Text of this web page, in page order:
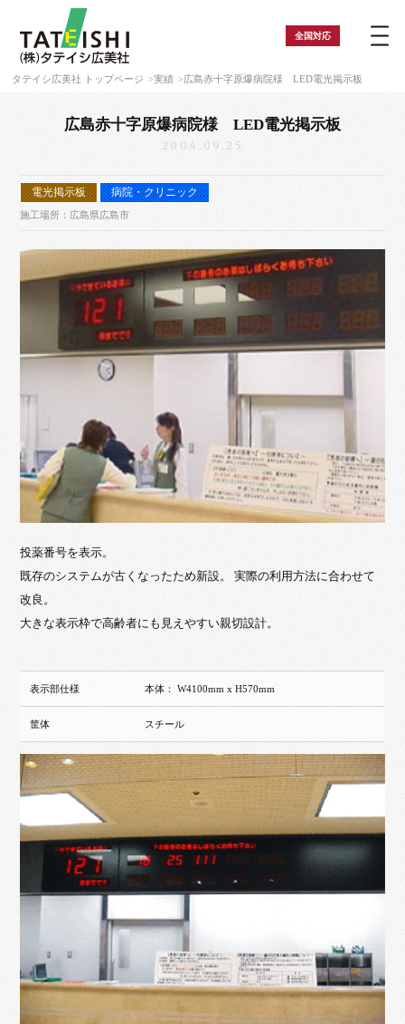
全国対応
タテイシ広美社 トップページ 実績 広島赤十字原爆病院様 LED電光掲示板
広島赤十字原爆病院様 LED電光掲示板
2004.09.25
電光掲示板 病院・クリニック
施工場所：広島県広島市
投薬番号を表示。
既存のシステムが古くなったため新設。 実際の利用方法に合わせて
改良。
大きな表示枠で高齢者にも見えやすい親切設計。
表示部仕様 本体： W4100mm x H570mm
筐体 スチール